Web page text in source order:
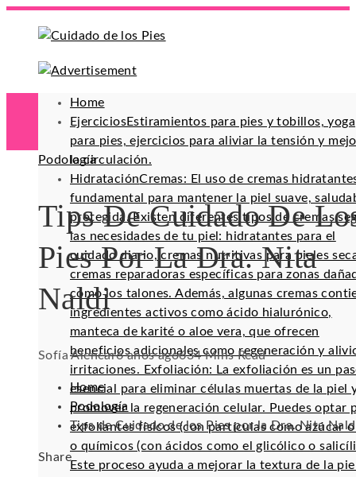
Home
EjerciciosEstiramientos para pies y tobillos, yoga
para pies, ejercicios para aliviar la tensión y
la circulación.
HidrataciónCremas: El uso de cremas
fundamental para mantener la piel suave,
protegida. Existen diferentes tipos de cremas
las necesidades de tu piel: hidratantes para el
cuidado diario, cremas nutritivas para pieles
cremas reparadoras específicas para zonas
como los talones. Además, algunas cremas
ingredientes activos como ácido hialurónico,
manteca de karité o aloe vera, que ofrecen
beneficios adicionales como regeneración y
irritaciones. Exfoliación: La exfoliación es un
esencial para eliminar células muertas de la piel
promover la regeneración celular. Puedes optar
exfoliantes físicos (con partículas como azúcar o
o químicos (con ácidos como el glicólico o
Este proceso ayuda a mejorar la textura de la
Podología
Tips De Cuidado De
Pies Por La Dra. Nita
Naldi
Sofía Alencar6 años ago634 Mins Read
Home
Podología
Tips de Cuidado de los Pies por la Dra. Nita
Facebook
Twitter
LinkedIn
Pinterest
Stumbleupon
Email
Share